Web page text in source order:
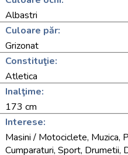
Albastri
Culoare păr:
Grizonat
Constituţie:
Atletica
Inalţime:
173 cm
Interese:
Masini / Motociclete, Muzica,
Cumparaturi, Sport, Drumetii,